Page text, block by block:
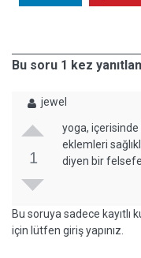
Bu soru 1 kez
jewel
1
yoga,
eklemleri
diyen bir
Bu soruya sadece kayıtlı
için lütfen giriş yapınız.